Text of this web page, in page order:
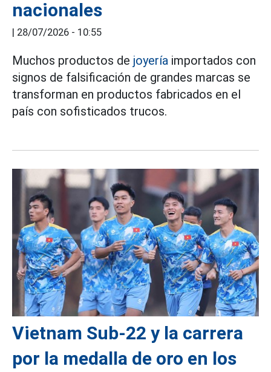
nacionales
| 28/07/2026 - 10:55
Muchos productos de joyería importados con
signos de falsificación de grandes marcas se
transforman en productos fabricados en el
país con sofisticados trucos.
Vietnam Sub-22 y la carrera
por la medalla de oro en los